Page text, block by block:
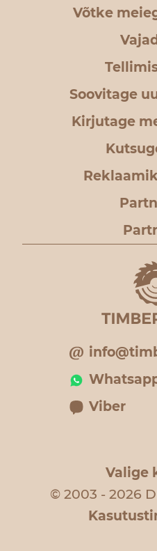
Võtke
Soovitage
Kirjutage
Viber
Valige
© 2003 - 2026